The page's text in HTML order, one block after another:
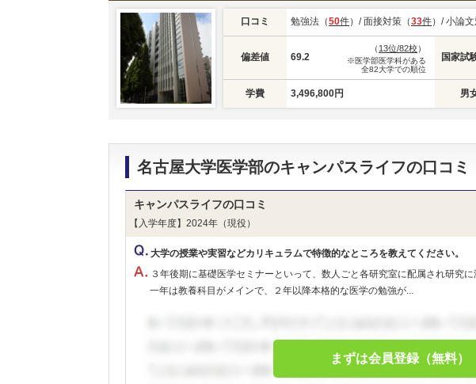
口コミ 勉強法（50件）/ 面接対策（33件）/ 小論
偏差値 69.2
（ 13位/82校）
※医学部医学科がある
全82大学での順位
国家試
学費 3,496,800円 男
名古屋大学医学部のキャンパスライフの口コミ
キャンパスライフの口コミ
【入学年度】2024年（現役）
大学の授業や実習などカリキュラムで特徴的なところを教えてください。
３年後期に基礎医学セミナーといって、数人ごと各研究室に配属され研究に
一年は教養科目がメインで、２年以降本格的な医学の勉強が...
まずは会員登録（無料）